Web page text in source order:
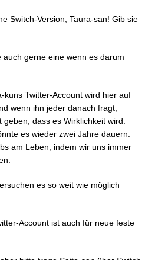
Switch-Version, Taura-san! Gib sie
auch gerne eine wenn es darum
kuns Twitter-Account wird hier auf
wenn ihn jeder danach fragt,
geben, dass es Wirklichkeit wird.
es wieder zwei Jahre dauern.
am Leben, indem wir uns immer
es so weit wie möglich
Account ist auch für neue feste